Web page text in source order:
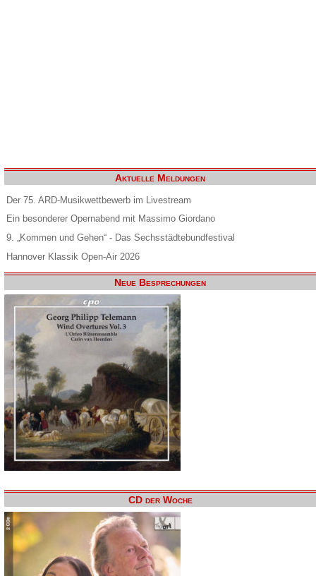
Aktuelle Meldungen
Der 75. ARD-Musikwettbewerb im Livestream
Ein besonderer Opernabend mit Massimo Giordano
9. „Kommen und Gehen“ - Das Sechsstädtebundfestival
Hannover Klassik Open-Air 2026
Neue Besprechungen
CD der Woche